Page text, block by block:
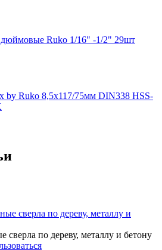
дюймовые Ruko 1/16" -1/2" 29шт
by Ruko 8,5x117/75мм DIN338 HSS-
сверла по дереву, металлу и бетону